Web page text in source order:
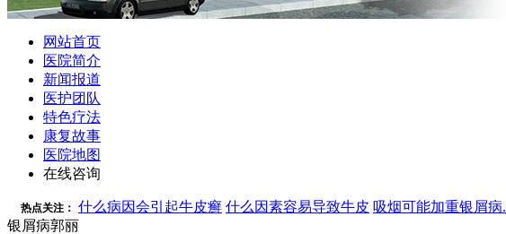
网站首页
医院简介
新闻报道
医护团队
特色疗法
康复故事
医院地图
在线咨询
热点关注： 什么病因会引起牛皮癣 什么因素容易导致牛皮 吸烟可能加重银屑病.
银屑病郭丽